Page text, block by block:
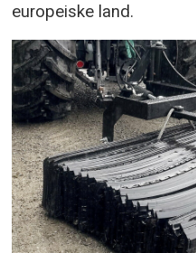
europeiske land.